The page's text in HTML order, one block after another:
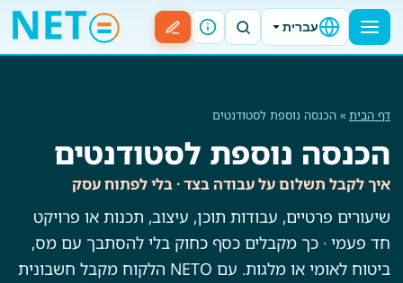
עברית
דף הבית » הכנסה נוספת לסטודנטים
הכנסה נוספת לסטודנטים
איך לקבל תשלום על עבודה בצד · בלי לפתוח עסק
שיעורים פרטיים, עבודות תוכן, עיצוב, תכנות או פרויקט
חד פעמי · כך מקבלים כסף כחוק בלי להסתבך עם מס,
ביטוח לאומי או מלגות. עם NETO הלקוח מקבל חשבונית